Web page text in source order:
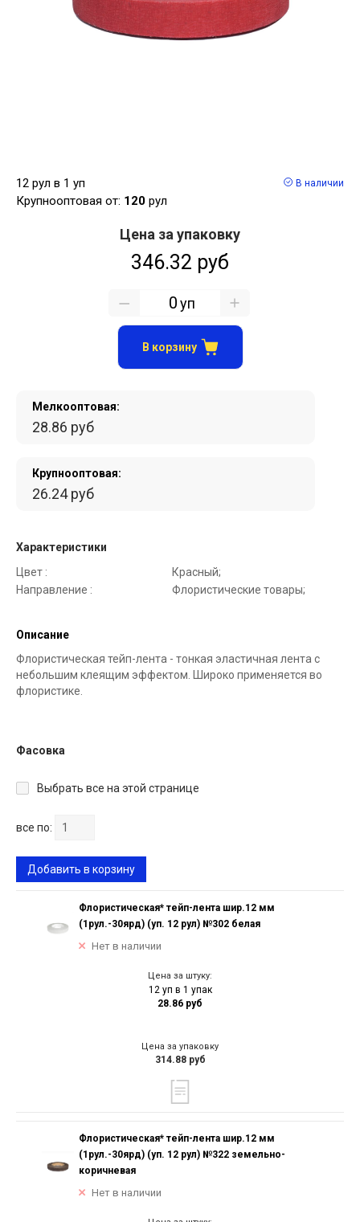
12 рул в 1 уп
Крупнооптовая от: 120 рул
В наличии
Мелкооптовая:
28.86 руб
Крупнооптовая:
26.24 руб
Характеристики
Цвет :
Красный;
Направление :
Флористические товары;
Описание
Флористическая тейп-лента - тонкая эластичная лента с
небольшим клеящим эффектом. Широко применяется во
флористике.
Цена за упаковку
346.32 руб
уп
В корзину
Фасовка
Выбрать все на этой странице
все по:
Добавить в корзину
Флористическая* тейп-лента шир.12 мм
(1рул.-30ярд) (уп. 12 рул) №302 белая
Нет в наличии
Цена за штуку:
12 уп в 1 упак
28.86 руб
Цена за упаковку
314.88 руб
Флористическая* тейп-лента шир.12 мм
(1рул.-30ярд) (уп. 12 рул) №322 земельно-
коричневая
Нет в наличии